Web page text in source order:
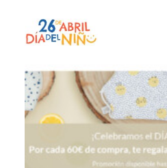
¿Qué es el Día del Niño?
¿Cómo lo vamos a celebrar?
¡Únete!